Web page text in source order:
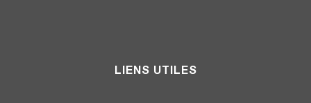
LIENS UTILES